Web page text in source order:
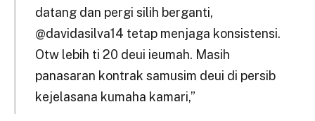
datang dan pergi silih berganti,
@davidasilva14 tetap menjaga konsistensi.
Otw lebih ti 20 deui ieumah. Masih
panasaran kontrak samusim deui di persib
kejelasana kumaha kamari,”